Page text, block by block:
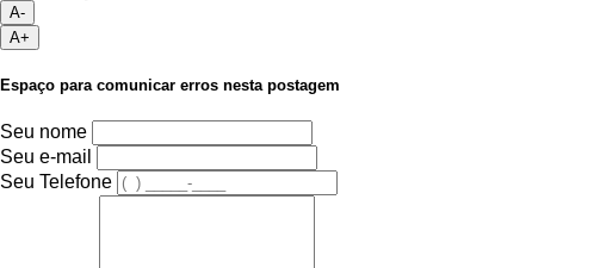
A-
A+
Espaço para comunicar erros nesta postagem
Seu nome
Seu e-mail
Seu Telefone